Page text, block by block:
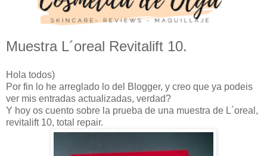
Muestra L´oreal Revitalift 10.
Hola todos)
Por fin lo he arreglado lo del Blogger, y creo que ya podeis
ver mis entradas actualizadas, verdad?
Y hoy os cuento sobre la prueba de una muestra de L´oreal,
revitalift 10, total repair.